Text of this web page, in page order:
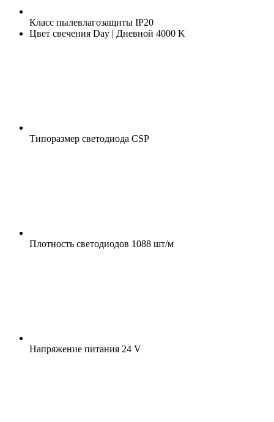
Класс пылевлагозащиты IP20
Цвет свечения Day | Дневной 4000 K
Типоразмер светодиода CSP
Плотность светодиодов 1088 шт/м
Напряжение питания 24 V